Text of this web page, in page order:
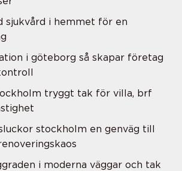
sjukvård i hemmet för en
i göteborg så skapar företag
tryggt tak för villa, brf
stockholm en genväg till
i moderna väggar och tak